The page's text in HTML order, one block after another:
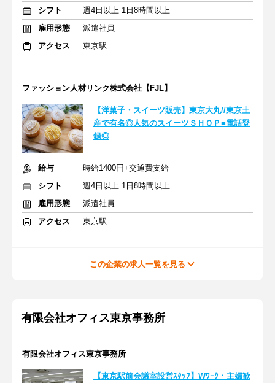
シフト
週4日以上 1日8時間以上
雇用形態
派遣社員
アクセス
東京駅
ファッション人材リンク株式会社【FJL】
【洋菓子・スイーツ販売】東京大丸//東京土
産で有名◎人気のスイーツＳＨＯＰ■電話登
録◎
給与
時給1400円+交通費支給
シフト
週4日以上 1日8時間以上
雇用形態
派遣社員
アクセス
東京駅
この企業の求人一覧を見る
有限会社オフィス東京事務所
有限会社オフィス東京事務所
【東京駅前会議室設営ｽﾀｯﾌ】Wﾜｰｸ・主婦歓